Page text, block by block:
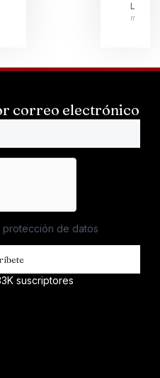
mayo
correo electrónico
protección de datos
suscriptores